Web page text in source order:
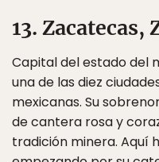
13. Zacatecas,
Capital del estado del
una de las diez
mexicanas. Su
de cantera rosa y
tradición minera. Aquí